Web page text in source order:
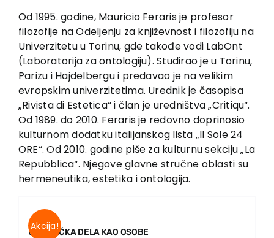
Od 1995. godine, Mauricio Feraris je profesor
filozofije na Odeljenju za književnost i filozofiju na
Univerzitetu u Torinu, gde takođe vodi LabOnt
(Laboratorija za ontologiju). Studirao je u Torinu,
Parizu i Hajdelbergu i predavao je na velikim
evropskim univerzitetima. Urednik je časopisa
„Rivista di Estetica“ i član je uredništva „Critiqu“.
Od 1989. do 2010. Feraris je redovno doprinosio
kulturnom dodatku italijanskog lista „Il Sole 24
ORE“. Od 2010. godine piše za kulturnu sekciju „La
Repubblica“. Njegove glavne stručne oblasti su
hermeneutika, estetika i ontologija.
Akcija!
UMETNIČKA DELA KAO OSOBE